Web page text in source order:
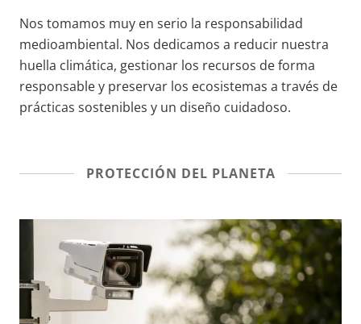
Nos tomamos muy en serio la responsabilidad
medioambiental. Nos dedicamos a reducir nuestra
huella climática, gestionar los recursos de forma
responsable y preservar los ecosistemas a través de
prácticas sostenibles y un diseño cuidadoso.
PROTECCIÓN DEL PLANETA